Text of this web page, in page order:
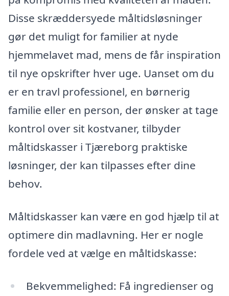
Disse skræddersyede måltidsløsninger
gør det muligt for familier at nyde
hjemmelavet mad, mens de får inspiration
til nye opskrifter hver uge. Uanset om du
er en travl professionel, en børnerig
familie eller en person, der ønsker at tage
kontrol over sit kostvaner, tilbyder
måltidskasser i Tjæreborg praktiske
løsninger, der kan tilpasses efter dine
behov.
Måltidskasser kan være en god hjælp til at
optimere din madlavning. Her er nogle
fordele ved at vælge en måltidskasse:
Bekvemmelighed: Få ingredienser og